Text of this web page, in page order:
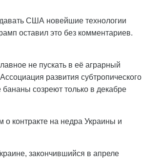
США новейшие технологии
оставил это без комментариев.
не пускать в её аграрный
развития субтропического
созреют только в декабре
контракте на недра Украины и
закончившийся в апреле